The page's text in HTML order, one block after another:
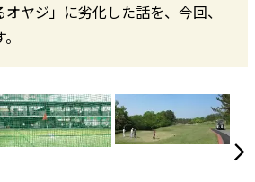
ヤジ」に劣化した話を、今回、